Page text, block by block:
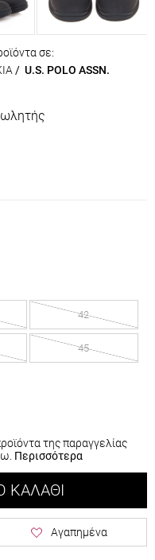
σε:
/ U.S. POLO ASSN.
42
45
της παραγγελίας
Περισσότερα
ΚΑΛΆΘΙ
Αγαπημένα